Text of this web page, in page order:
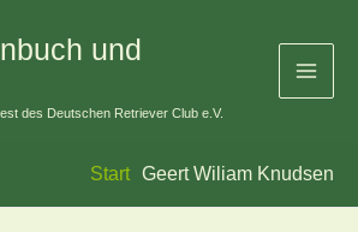
und
des Deutschen Retriever Club e.V.
Start Geert Wiliam Knudsen